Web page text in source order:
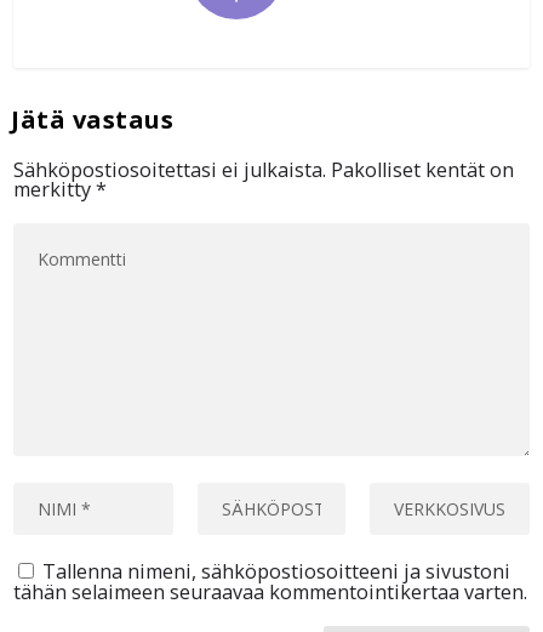
Sähköpostiosoitettasi ei julkaista. Pakolliset kentät on
merkitty*
Tallenna nimeni, sähköpostiosoitteeni ja sivustoni
tähän selaimeen seuraavaa kommentointikertaa varten.